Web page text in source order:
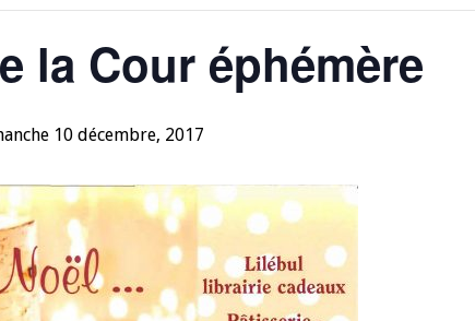
la Cour éphémère
10 décembre, 2017